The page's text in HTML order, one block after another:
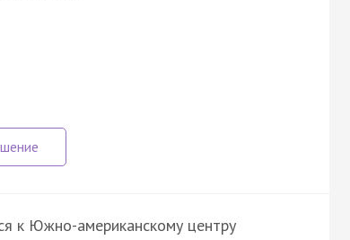
к Южно-американскому центру